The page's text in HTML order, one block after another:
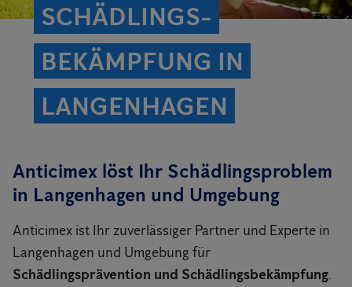
SCHÄDLINGS­
BEKÄMPFUNG IN
LANGENHAGEN
Anticimex löst Ihr Schädlingsproblem
in Langenhagen und Umgebung
Anticimex ist Ihr zuverlässiger Partner und Experte in
Langenhagen und Umgebung für
Schädlingsprävention und Schädlingsbekämpfung.